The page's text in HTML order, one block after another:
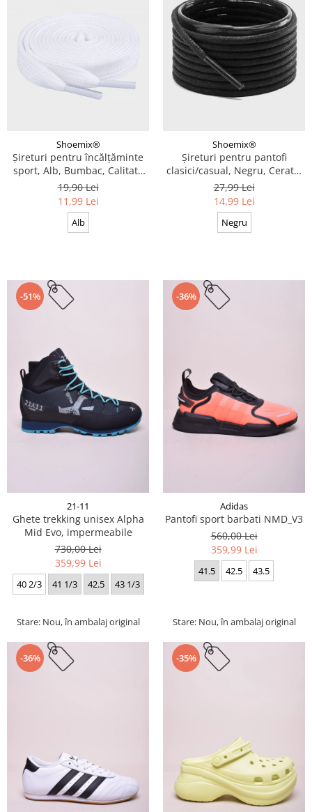
Shoemix®
Șireturi pentru încălțăminte
sport, Alb, Bumbac, Calitate
premium, 100 cm x 0.8 cm
19,90 Lei
11,99 Lei
Alb
Shoemix®
Șireturi pentru pantofi
clasici/casual, Negru, Cerate,
Calitate premium, 110 cm x
0.3 cm
27,99 Lei
14,99 Lei
Negru
-51%
21-11
Ghete trekking unisex Alpha
Mid Evo, impermeabile
730,00 Lei
359,99 Lei
40 2/3 41 1/3 42.5 43 1/3
Stare: Nou, în ambalaj original
-36%
Adidas
Pantofi sport barbati NMD_V3
560,00 Lei
359,99 Lei
41.5 42.5 43.5
Stare: Nou, în ambalaj original
-36% -35%